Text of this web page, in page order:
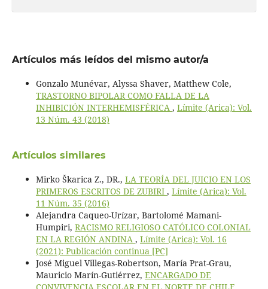
Artículos más leídos del mismo autor/a
Gonzalo Munévar, Alyssa Shaver, Matthew Cole,
TRASTORNO BIPOLAR COMO FALLA DE LA
INHIBICIÓN INTERHEMISFÉRICA , Límite (Arica): Vol.
13 Núm. 43 (2018)
Artículos similares
Mirko Škarica Z., DR., LA TEORÍA DEL JUICIO EN LOS
PRIMEROS ESCRITOS DE ZUBIRI , Límite (Arica): Vol.
11 Núm. 35 (2016)
Alejandra Caqueo-Urízar, Bartolomé Mamani-
Humpiri, RACISMO RELIGIOSO CATÓLICO COLONIAL
EN LA REGIÓN ANDINA , Límite (Arica): Vol. 16
(2021): Publicación continua [PC]
José Miguel Villegas-Robertson, María Prat-Grau,
Mauricio Marín-Gutiérrez, ENCARGADO DE